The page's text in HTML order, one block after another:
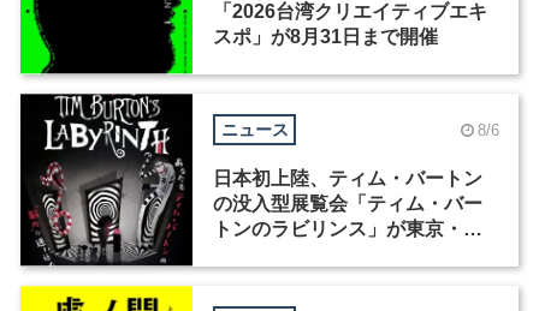
「2026台湾クリエイティブエキ
スポ」が8月31日まで開催
ニュース 8/6
日本初上陸、ティム・バートン
の没入型展覧会「ティム・バー
トンのラビリンス」が東京・豊